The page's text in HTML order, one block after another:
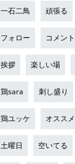
一石二鳥 頑張る
フォロー コメント
挨拶 楽しい場
鶏sara 刺し盛り
鶏ユッケ オススメ
土曜日 空いてる